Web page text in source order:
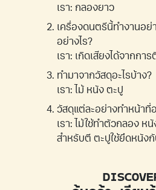
เรา: กลองยาว
เครื่องดนตรีนี้ทำงานอย่า
อย่างไร?
เรา: เกิดเสียงได้จากการ
ทำมาจากวัสดุอะไรบ้าง?
เรา: ไม้ หนัง ตะปู
วัสดุแต่ละอย่างทำหน้าที่อ
เรา: ไม้ใช้ทำตัวกลอง ห
สำหรับตี ตะปูใช้ยึดหนัง